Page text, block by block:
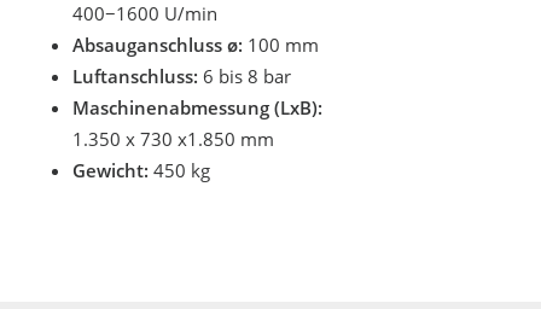
400−1600 U/min
Absauganschluss ø: 100 mm
Luftanschluss: 6 bis 8 bar
Maschinenabmessung (LxB):
1.350 x 730 x1.850 mm
Gewicht: 450 kg